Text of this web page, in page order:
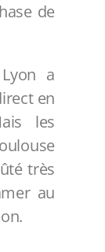
de
a
en
les
très
au